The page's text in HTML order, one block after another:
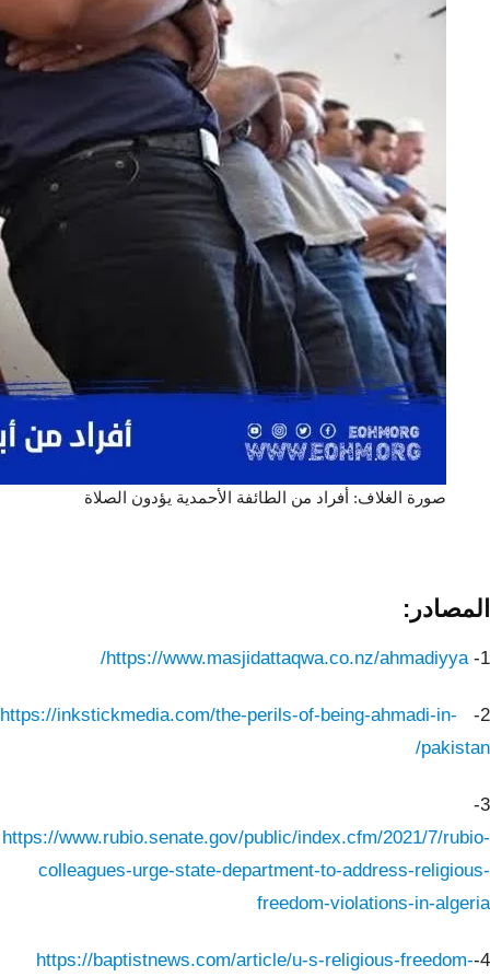
صورة الغلاف: أفراد من الطائفة الأحمدية يؤدون الصلاة
المصادر:
1-
https://www.masjidattaqwa.co.nz/ahmadiyya/
2-
https://inkstickmedia.com/the-perils-of-being-ahmadi-in-
pakistan/
3-
https://www.rubio.senate.gov/public/index.cfm/2021/7/rubio-
colleagues-urge-state-department-to-address-religious-
freedom-violations-in-algeria
4-
https://baptistnews.com/article/u-s-religious-freedom-